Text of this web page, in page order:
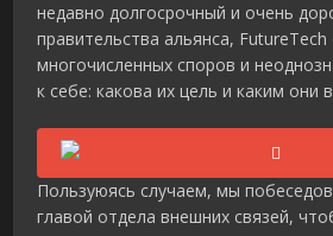
недавно долгосрочный и очень
правительства альянса,
многочисленных споров и
к себе: какова их цель и каким они
Пользуюясь случаем, мы
главой отдела внешних связей,